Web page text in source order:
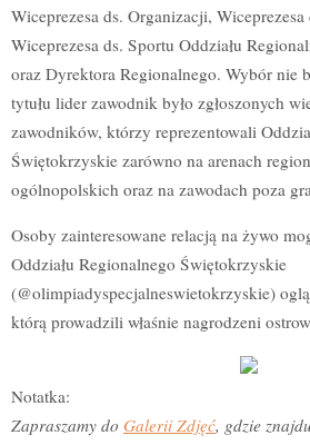
Wiceprezesa ds. Organizacji, Wiceprezesa
Wiceprezesa ds. Sportu Oddziału
oraz Dyrektora Regionalnego. Wybór nie
tytułu lider zawodnik było zgłoszonych
zawodników, którzy reprezentowali
Świętokrzyskie zarówno na arenach
ogólnopolskich oraz na zawodach poza
Osoby zainteresowane relacją na żywo
Oddziału Regionalnego Świętokrzyskie
(@olimpiadyspecjalneswietokrzyskie)
którą prowadzili właśnie nagrodzeni
Notatka:
Zapraszamy do Galerii Zdjęć, gdzie